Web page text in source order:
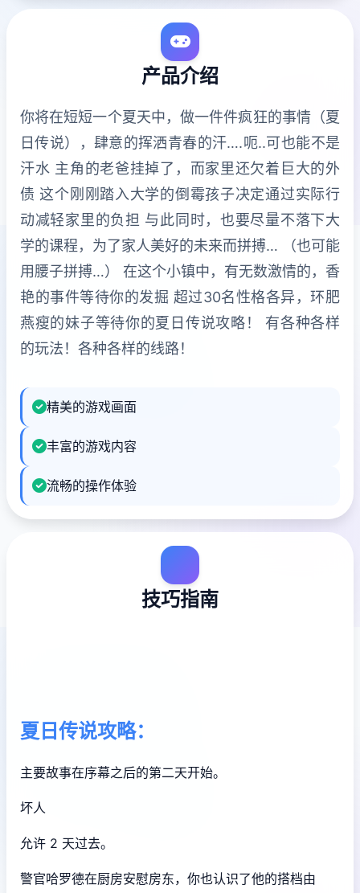
产品介绍
你将在短短一个夏天中，做一件件疯狂的事情（夏
日传说），肆意的挥洒青春的汗….呃..可也能不是
汗水 主角的老爸挂掉了，而家里还欠着巨大的外
债 这个刚刚踏入大学的倒霉孩子决定通过实际行
动减轻家里的负担 与此同时，也要尽量不落下大
学的课程，为了家人美好的未来而拼搏… （也可能
用腰子拼搏…） 在这个小镇中，有无数激情的，香
艳的事件等待你的发掘 超过30名性格各异，环肥
燕瘦的妹子等待你的夏日传说攻略！ 有各种各样
的玩法！各种各样的线路！
精美的游戏画面
丰富的游戏内容
流畅的操作体验
技巧指南
夏日传说攻略：
主要故事在序幕之后的第二天开始。
坏人
允许 2 天过去。
警官哈罗德在厨房安慰房东，你也认识了他的搭档由